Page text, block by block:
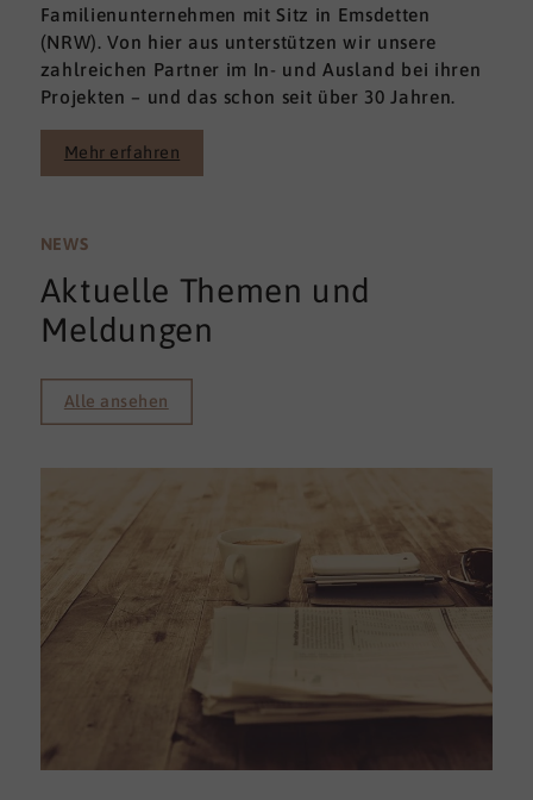
Familienunternehmen mit Sitz in Emsdetten
(NRW). Von hier aus unterstützen wir unsere
zahlreichen Partner im In- und Ausland bei ihren
Projekten – und das schon seit über 30 Jahren.
Mehr erfahren
NEWS
Aktuelle Themen und
Meldungen
Alle ansehen